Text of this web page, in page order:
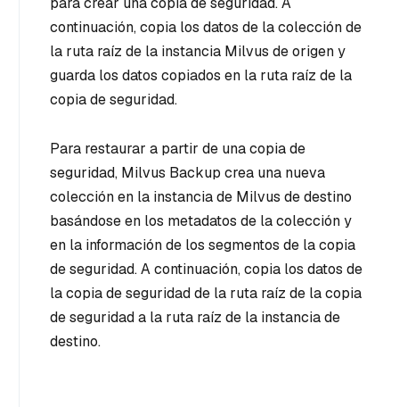
continuación, copia los datos de la colección de
la ruta raíz de la instancia Milvus de origen y
guarda los datos copiados en la ruta raíz de la
copia de seguridad.
Para restaurar a partir de una copia de
seguridad, Milvus Backup crea una nueva
colección en la instancia de Milvus de destino
basándose en los metadatos de la colección y
en la información de los segmentos de la copia
de seguridad. A continuación, copia los datos de
la copia de seguridad de la ruta raíz de la copia
de seguridad a la ruta raíz de la instancia de
destino.